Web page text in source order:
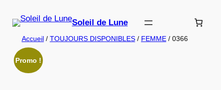
contenu
Soleil de Lune
Accueil/ TOUJOURS DISPONIBLES/ FEMME/ 0366
Promo !